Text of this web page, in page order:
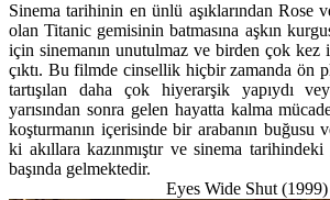
Sinema tarihinin en ünlü aşıklarından Rose
olan Titanic gemisinin batmasına aşkın
için sinemanın unutulmaz ve birden çok kez
çıktı. Bu filmde cinsellik hiçbir zamanda ön
tartışılan daha çok hiyerarşik yapıydı
yarısından sonra gelen hayatta kalma
koşturmanın içerisinde bir arabanın buğusu
ki akıllara kazınmıştır ve sinema
başında gelmektedir.
Eyes Wide Shut (1999)